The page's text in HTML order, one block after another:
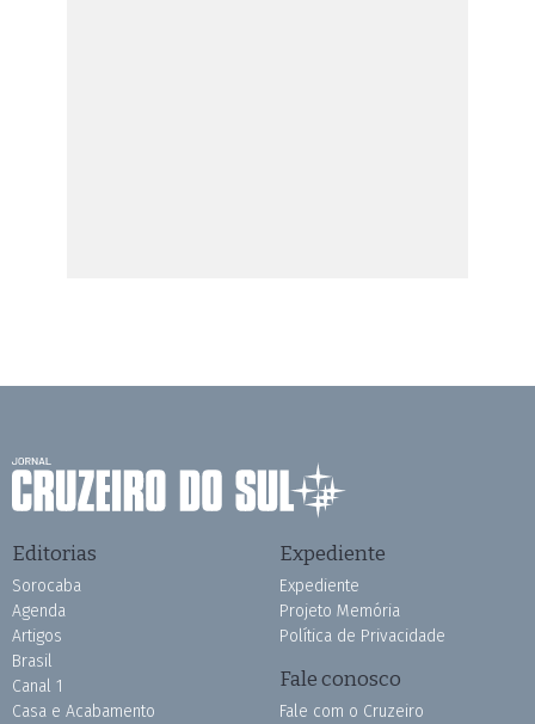
Editorias
Sorocaba
Agenda
Artigos
Brasil
Canal 1
Casa e Acabamento
Expediente
Expediente
Projeto Memória
Política de Privacidade
Fale conosco
Fale com o Cruzeiro